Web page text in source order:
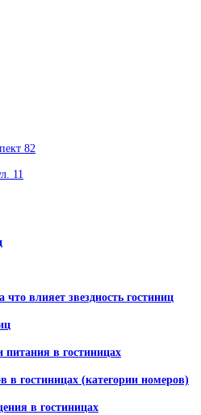
82
11
что влияет звездность гостиниц
в гостиницах
в гостиницах (категории номеров)
в гостиницах